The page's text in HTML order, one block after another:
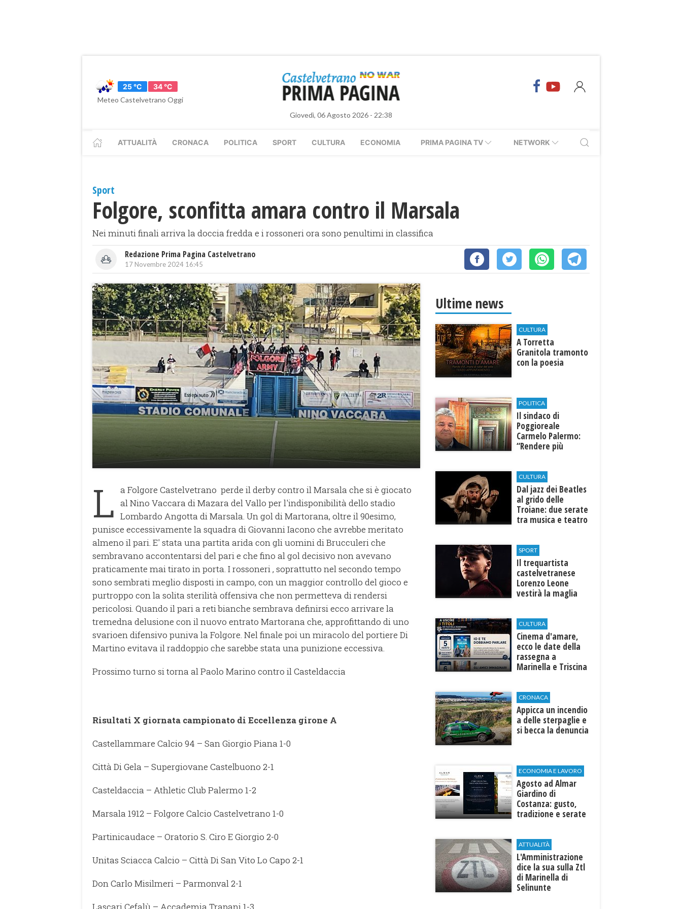
25 °C
34 °C
Meteo Castelvetrano Oggi
Giovedì, 06 Agosto 2026 - 22:38
ATTUALITÀ CRONACA POLITICA SPORT CULTURA ECONOMIA PRIMA PAGINA TV NETWORK
Sport
Folgore, sconfitta amara contro il Marsala
Nei minuti finali arriva la doccia fredda e i rossoneri ora sono penultimi in classifica
Redazione Prima Pagina Castelvetrano
17 Novembre 2024 16:45
L a Folgore Castelvetrano perde il derby contro il Marsala che si è giocato
al Nino Vaccara di Mazara del Vallo per l'indisponibilità dello stadio
Lombardo Angotta di Marsala. Un gol di Martorana, oltre il 90esimo,
punisce eccessivamente la squadra di Giovanni Iacono che avrebbe meritato
almeno il pari. E' stata una partita arida con gli uomini di Brucculeri che
sembravano accontentarsi del pari e che fino al gol decisivo non avevano
praticamente mai tirato in porta. I rossoneri , soprattutto nel secondo tempo
sono sembrati meglio disposti in campo, con un maggior controllo del gioco e
purtroppo con la solita sterilità offensiva che non permetteva di rendersi
pericolosi. Quando il pari a reti bianche sembrava definirsi ecco arrivare la
tremedna delusione con il nuovo entrato Martorana che, approfittando di uno
svarioen difensivo puniva la Folgore. Nel finale poi un miracolo del portiere Di
Martino evitava il raddoppio che sarebbe stata una punizione eccessiva.
Prossimo turno si torna al Paolo Marino contro il Casteldaccia
Risultati X giornata campionato di Eccellenza girone A
Castellammare Calcio 94 – San Giorgio Piana 1-0
Città Di Gela – Supergiovane Castelbuono 2-1
Casteldaccia – Athletic Club Palermo 1-2
Marsala 1912 – Folgore Calcio Castelvetrano 1-0
Partinicaudace – Oratorio S. Ciro E Giorgio 2-0
Unitas Sciacca Calcio – Città Di San Vito Lo Capo 2-1
Don Carlo Misilmeri – Parmonval 2-1
Ultime news
CULTURA
​A Torretta
Granitola tramonto
con la poesia
POLITICA
Il sindaco di
Poggioreale
Carmelo Palermo:
“Rendere più
Castelvetrano."
CULTURA
Dal jazz dei Beatles
al grido delle
Troiane: due serate
tra musica e teatro
SPORT
Il trequartista
castelvetranese
Lorenzo Leone
vestirà la maglia
CULTURA
Cinema d'amare,
ecco le date della
rassegna a
Marinella e Triscina
CRONACA
Appicca un incendio
a delle sterpaglie e
si becca la denuncia
ECONOMIA E LAVORO
Agosto ad Almar
Giardino di
Costanza: gusto,
tradizione e serate
esterni
ATTUALITÀ
L'Amministrazione
dice la sua sulla Ztl
di Marinella di
Selinunte